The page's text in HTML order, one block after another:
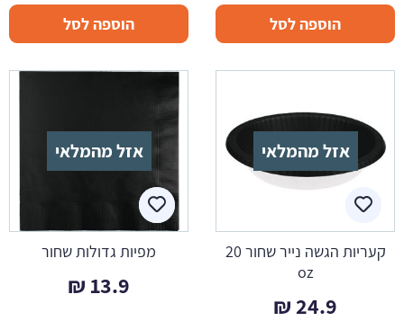
הוספה לסל הוספה לסל
אזל מהמלאי
קעריות הגשה נייר שחור 20
oz
24.9
₪
אזל מהמלאי
מפיות גדולות שחור
13.9
₪